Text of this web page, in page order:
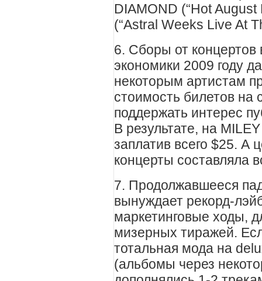
DIAMOND (“Hot
(“Astral Weeks Live At
6. Сборы от
экономики 2009 году
некоторым артистам
стоимость билетов на
поддержать интерес
В результате, на
заплатив всего $25. А
концерты составляла
7. Продолжавшееся
вынуждает рекорд-
маркетинговые ходы,
мизерных тиражей.
тотальная мода на
(альбомы через